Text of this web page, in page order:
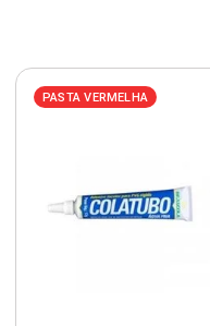
PASTA VERMELHA